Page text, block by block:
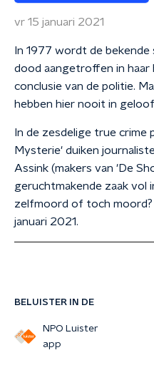
BELUISTER IN DE
NPO Luister
app
vr 15 januari 2021
In 1977 wordt de
dood aangetroffen in haar
conclusie van de politie.
hebben hier nooit in
In de zesdelige true crime
Mysterie' duiken
Assink (makers van 'De
geruchtmakende zaak vol
zelfmoord of toch
januari 2021.